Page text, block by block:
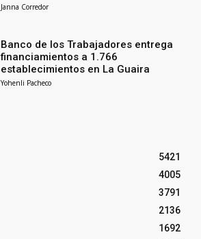
Janna Corredor
Banco de los Trabajadores entrega
financiamientos a 1.766
establecimientos en La Guaira
Yohenli Pacheco
5421
4005
3791
2136
1692